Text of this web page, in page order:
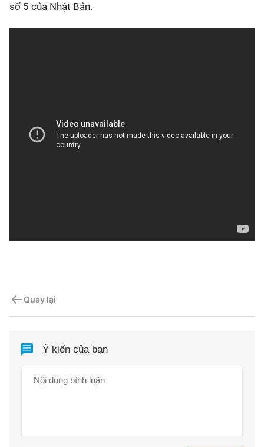
số 5 của Nhật Bản.
Quay lại
Ý kiến của bạn